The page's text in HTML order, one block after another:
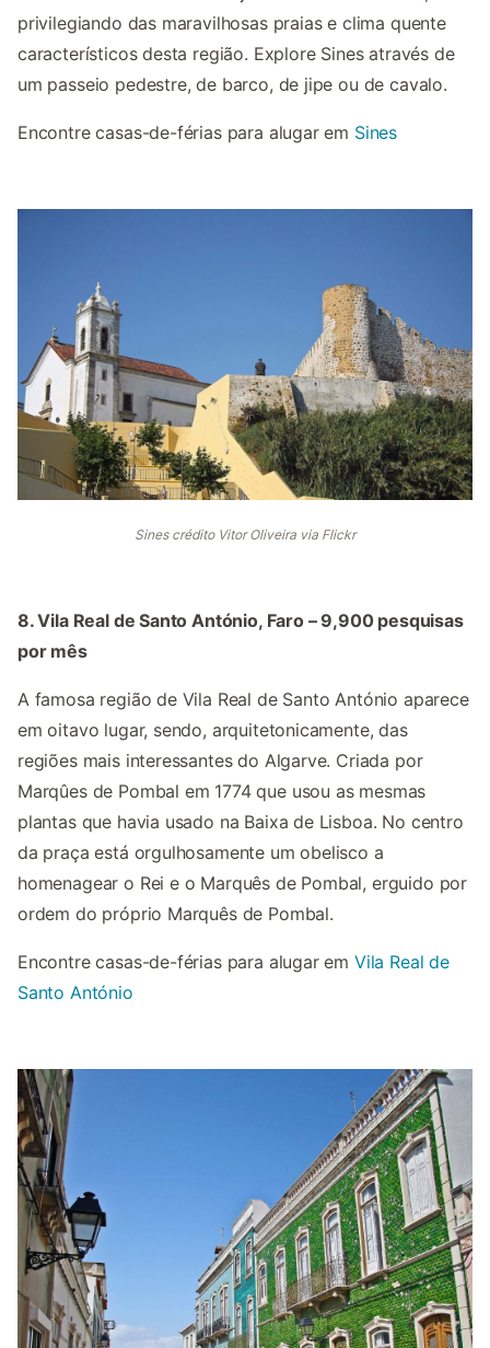
privilegiando das maravilhosas praias e clima quente
característicos desta região. Explore Sines através de
um passeio pedestre, de barco, de jipe ou de cavalo.
Encontre casas-de-férias para alugar em Sines
Sines crédito Vitor Oliveira via Flickr
8. Vila Real de Santo António, Faro – 9,900 pesquisas
por mês
A famosa região de Vila Real de Santo António aparece
em oitavo lugar, sendo, arquitetonicamente, das
regiões mais interessantes do Algarve. Criada por
Marqûes de Pombal em 1774 que usou as mesmas
plantas que havia usado na Baixa de Lisboa. No centro
da praça está orgulhosamente um obelisco a
homenagear o Rei e o Marquês de Pombal, erguido por
ordem do próprio Marquês de Pombal.
Encontre casas-de-férias para alugar em Vila Real de
Santo António